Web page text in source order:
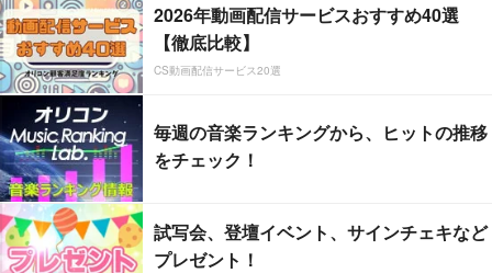
2026年動画配信サービスおすすめ40選
【徹底比較】
CS動画配信サービス20選
毎週の音楽ランキングから、ヒットの推移
をチェック！
試写会、登壇イベント、サインチェキなど
プレゼント！